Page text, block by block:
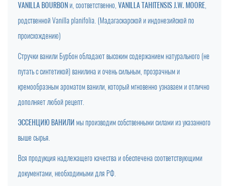
VANILLA BOURBON и, соответственно, VANILLA TAHITENSIS J.W. MOORE,
родственной Vanilla planifolia. (Мадагаскарской и индонезийской по
происхождению)
Стручки ванили Бурбон обладают высоким содержанием натурального (не
путать с синтетикой) ванилина и очень сильным, прозрачным и
кремообразным ароматом ванили, который мгновенно узнаваем и отлично
дополняет любой рецепт.
ЭССЕНЦИЮ ВАНИЛИ мы производим собственными силами из указанного
выше сырья.
Вся продукция надлежащего качества и обеспечена соответствующими
документами, необходимыми для РФ.